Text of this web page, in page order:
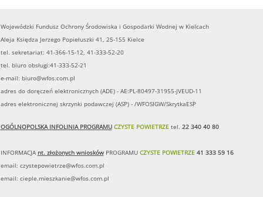
Wojewódzki Fundusz Ochrony Środowiska i Gospodarki Wodnej w Kielcach
Aleja Księdza Jerzego Popiełuszki 41, 25-155 Kielce
tel. sekretariat: 41-366-15-12, 41-333-52-20
tel. biuro obsługi:41-333-52-21
e-mail: biuro@wfos.com.pl
adres do doręczeń elektronicznych (ADE) - AE:PL-80497-31955-JVEUD-11
adres elektronicznej skrzynki podawczej (ASP) - /WFOSIGW/SkrytkaESP
OGÓLNOPOLSKA INFOLINIA PROGRAMUCZYSTE POWIETRZEtel. 22 340 40 80
INFORMACJA nt. złożonych wnioskówPROGRAMU CZYSTE POWIETRZE41 333 59 16
email: czystepowietrze@wfos.com.pl
email: cieple.mieszkanie@wfos.com.pl